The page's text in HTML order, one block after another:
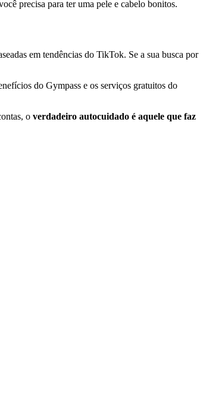
precisa para ter uma pele e cabelo bonitos.
em tendências do TikTok. Se a sua busca por
do Gympass e os serviços gratuitos do
o verdadeiro autocuidado é aquele que faz